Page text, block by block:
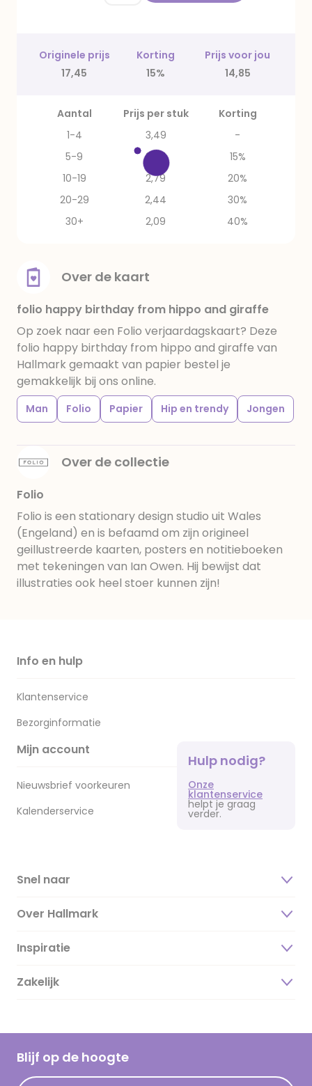
Originele prijs Korting
Prijs voor jou
17,45
15% 14,85
Aantal Prijs per stuk
Korting
1-4
3,49
-
5-9
2,97
15%
10-19
2,79
20%
20-29
2,44
30%
30+
2,09 40%
Over de kaart
folio happy birthday from hippo and giraffe
Op zoek naar een Folio verjaardagskaart? Deze
folio happy birthday from hippo and giraffe van
Hallmark gemaakt van papier bestel je
gemakkelijk bij ons online.
Man Folio Papier Hip en trendy Jongen
Over de collectie
Folio
Folio is een stationary design studio uit Wales
(Engeland) en is befaamd om zijn origineel
geillustreerde kaarten, posters en notitieboeken
met tekeningen van Ian Owen. Hij bewijst dat
illustraties ook heel stoer kunnen zijn!
Info en hulp
Klantenservice
Bezorginformatie
Mijn account
Nieuwsbrief voorkeuren
Kalenderservice
Hulp nodig?
Onze
klantenservice
helpt je graag
verder.
Snel naar
Over Hallmark
Over ons
Duurzaamheid
Hallmark Kaartclub
Acties
Inspiratie
Magazine
Cadeau inspiratie
Kaartinspiratie
Zakelijk
Blijf op de hoogte